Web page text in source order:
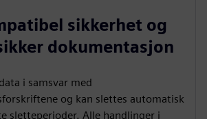
sikkerhet og
dokumentasjon
i samsvar med
og kan slettes automatisk
sletteperioder. Alle handlinger i